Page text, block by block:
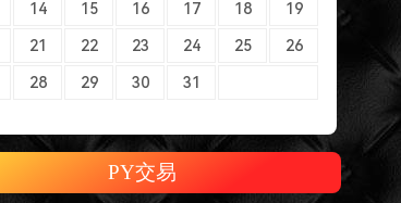
PY交易